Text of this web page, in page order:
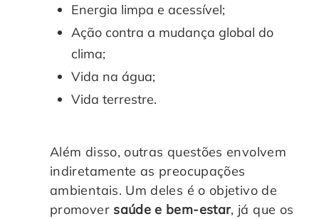
Energia limpa e acessível;
Ação contra a mudança global do
clima;
Vida na água;
Vida terrestre.
Além disso, outras questões envolvem
indiretamente as preocupações
ambientais. Um deles é o objetivo de
promover saúde e bem-estar, já que os